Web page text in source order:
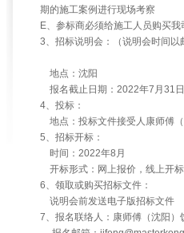
期的施工案例进行现场考察
E、参标商必须给施工人员购买
3、招标说明会：（说明会时间以
地点：沈阳
报名截止日期：2022年7月31
4、投标：
地点：投标文件接受人康师傅
5、招标开标：
时间：2022年8月
开标形式：网上报价，线上开标
6、领取或购买招标文件：
说明会前发送电子版招标文件
7、报名联络人：康师傅（沈阳）